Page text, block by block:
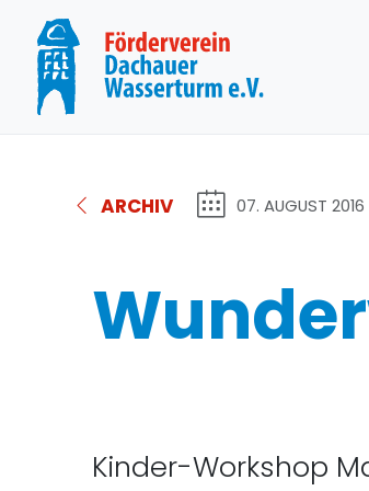
ARCHIV 07. AUGUST 2016
Kinder-Workshop